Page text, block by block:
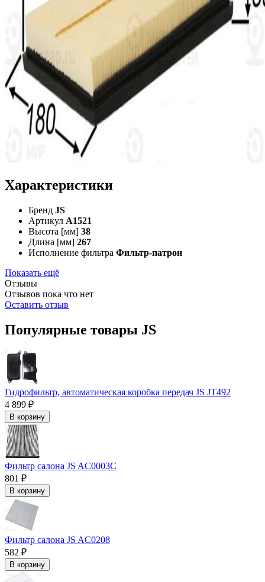
Характеристики
Бренд JS
Артикул A1521
Высота [мм] 38
Длина [мм] 267
Исполнение фильтра Фильтр-патрон
Показать ещё
Отзывы
Отзывов пока что нет
Оставить отзыв
Популярные товары JS
Гидрофильтр, автоматическая коробка передач JS JT492
4 899 ₽
В корзину
Фильтр салона JS AC0003C
801 ₽
В корзину
Фильтр салона JS AC0208
582 ₽
В корзину